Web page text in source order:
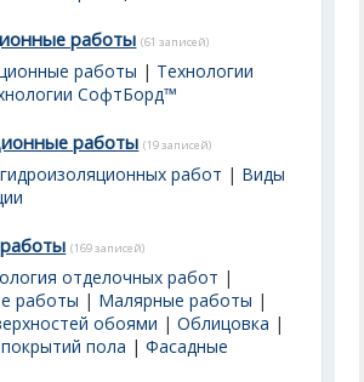
работы (61 записей)
работы | Технологии
СофтБорд™
работы (19 записей)
работ | Виды
(169 записей)
отделочных работ |
работы | Малярные работы |
обоями |Облицовка |
пола |Фасадные